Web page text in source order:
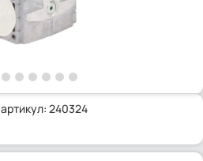
артикул: 240324